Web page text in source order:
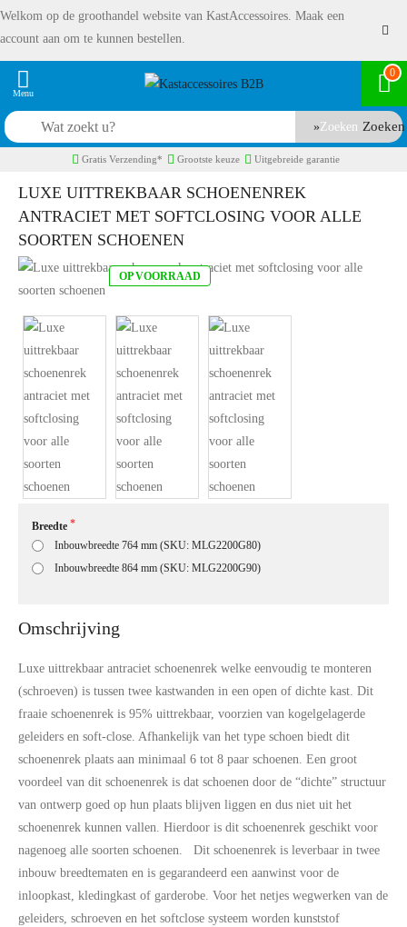
Welkom op de groothandel website van KastAccessoires. Maak een
account aan om te kunnen bestellen.
0
Zoeken
Gratis Verzending* Grootste keuze Uitgebreide garantie
LUXE UITTREKBAAR SCHOENENREK
ANTRACIET MET SOFTCLOSING VOOR ALLE
SOORTEN SCHOENEN
OP VOORRAAD
Snel in huis, 1 á 2 werkdagen
Breedte
Inbouwbreedte 764 mm (SKU: MLG2200G80)
Inbouwbreedte 864 mm (SKU: MLG2200G90)
Omschrijving
Luxe uittrekbaar antraciet schoenenrek welke eenvoudig te monteren
(schroeven) is tussen twee kastwanden in een open of dichte kast. Dit
fraaie schoenenrek is 95% uittrekbaar, voorzien van kogelgelagerde
geleiders en soft-close. Afhankelijk van het type schoen biedt dit
schoenenrek plaats aan minimaal 6 tot 8 paar schoenen. Een groot
voordeel van dit schoenenrek is dat schoenen door de “dichte” structuur
van ontwerp goed op hun plaats blijven liggen en dus niet uit het
schoenenrek kunnen vallen. Hierdoor is dit schoenenrek geschikt voor
nagenoeg alle soorten schoenen. Dit schoenenrek is leverbaar in twee
inbouw breedtematen en is gegarandeerd een aanwinst voor de
inloopkast, kledingkast of garderobe. Voor het netjes wegwerken van de
geleiders, schroeven en het softclose systeem worden kunststof